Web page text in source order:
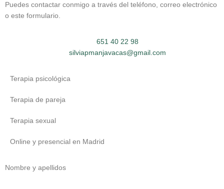
Puedes contactar conmigo a través del teléfono, correo electrónico
o este formulario.
651 40 22 98
silviapmanjavacas@gmail.com
Terapia psicológica
Terapia de pareja
Terapia sexual
Online y presencial en Madrid
Nombre y apellidos